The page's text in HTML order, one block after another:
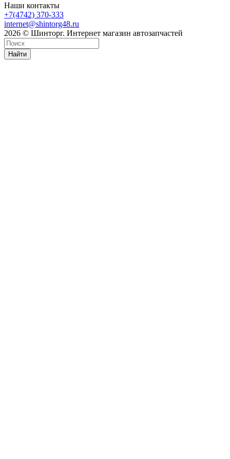
Наши контакты
+7(4742) 370-333
internet@shintorg48.ru
2026 © Шинторг. Интернет магазин автозапчастей
Найти